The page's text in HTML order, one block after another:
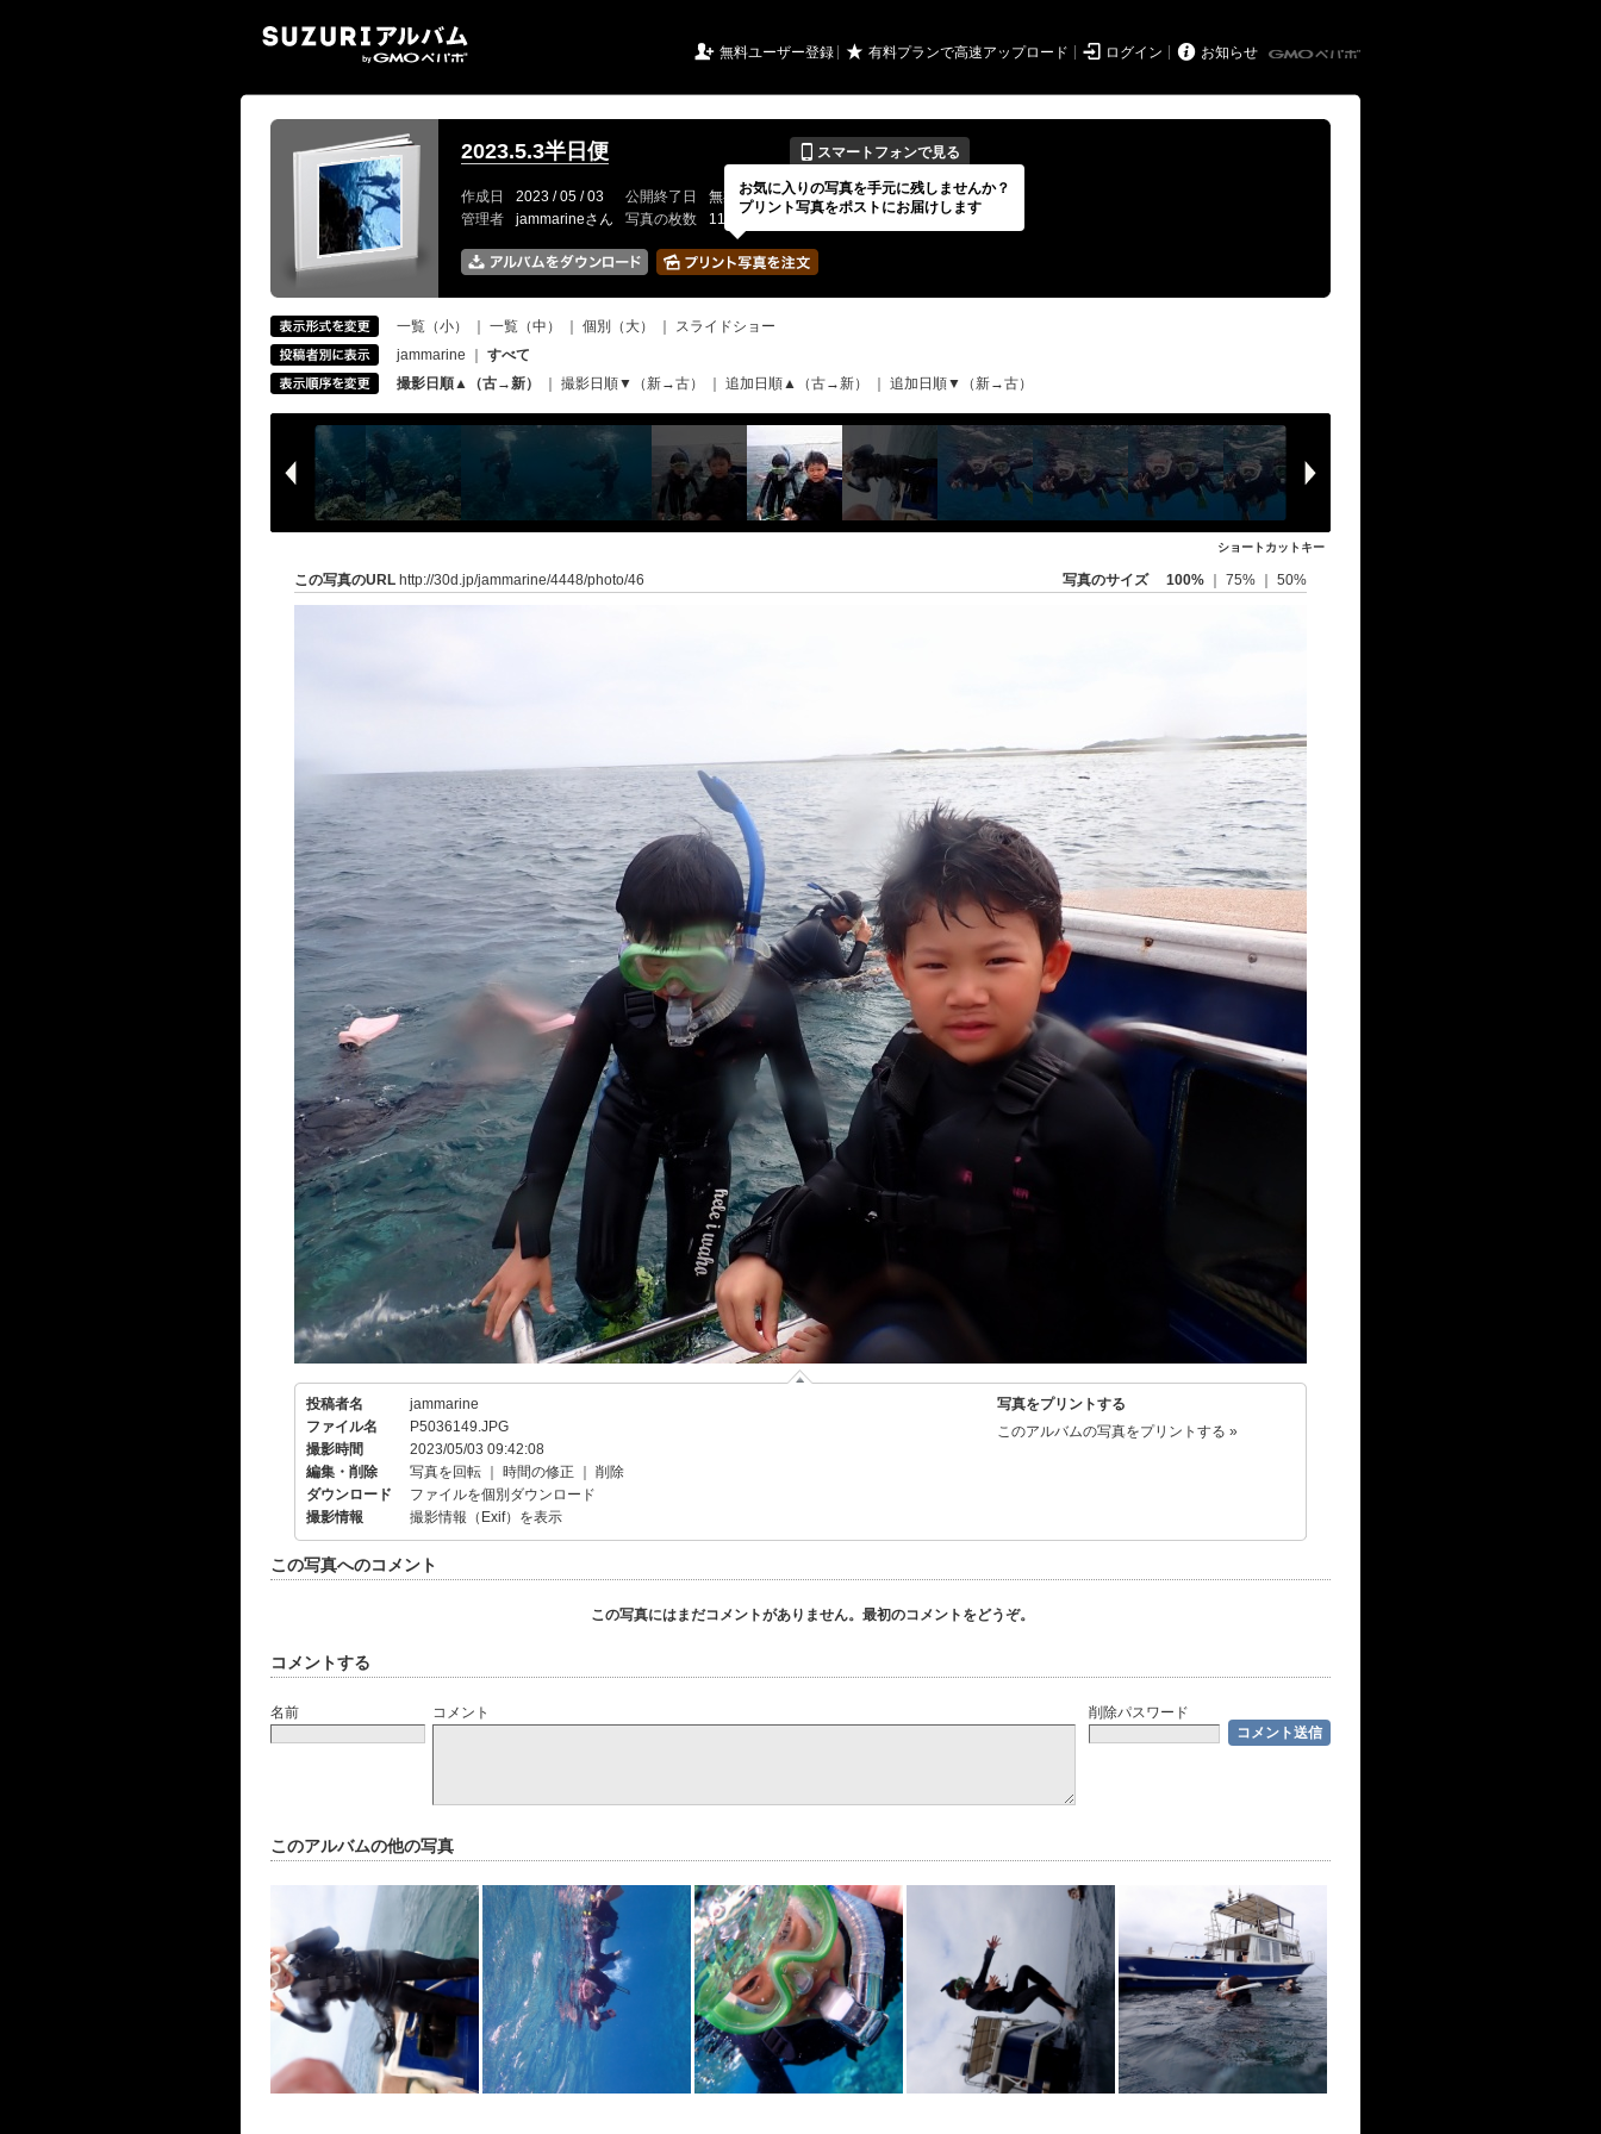
 無料ユーザー登録 ★ 有料プランで高速アップロード  ログイン  お知らせ
2023.5.3半日便 📱 スマートフォンで見る
作成日 2023 / 05 / 03 公開終了日 無期限 イベントの期間
---
管理者
jammarineさん 写真の枚数 116 / 2000枚
一覧（小） 一覧（中） 個別（大）
スライドショー
jammarine
すべて
撮影日順▲（古→新）
撮影日順▼（新→古） 追加日順▲（古→新） 追加日順▼（新→古）
ショートカットキー
この写真のURL http://30d.jp/jammarine/4448/photo/46 写真のサイズ 100% 75% 50%
投稿者名
jammarine
ファイル名
P5036149.JPG
撮影時間
2023/05/03 09:42:08
編集・削除
写真を回転 時間の修正
削除
ダウンロード
ファイルを個別ダウンロード
撮影情報
撮影情報（Exif）を表示
写真をプリントする
このアルバムの写真をプリントする »
この写真へのコメント
この写真にはまだコメントがありません。最初のコメントをどうぞ。
コメントする
名前 コメント 削除パスワード
このアルバムの他の写真
お気に入りの写真を手元に残しませんか？
プリント写真をポストにお届けします